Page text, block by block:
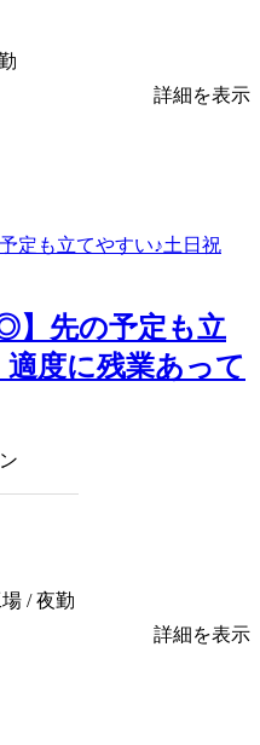
詳細を表示
】先の予定も立
度に残業あって
/ 夜勤
詳細を表示